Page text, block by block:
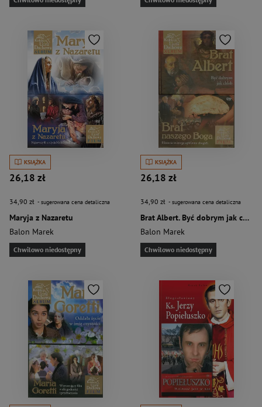
KSIĄŻKA
26,18 zł
34,90 zł - sugerowana cena detaliczna
Maryja z Nazaretu
Balon Marek
Chwilowo niedostępny
KSIĄŻKA
26,18 zł
34,90 zł - sugerowana cena detaliczna
Brat Albert. Być dobrym jak chleb
Balon Marek
Chwilowo niedostępny